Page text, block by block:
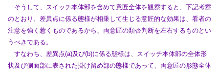
そうして、スイッチ本体部を含めて意匠全体を観察すると、下記考察
のとおり、差異点に係る態様が相乗して生じる意匠的な効果は、看者の
注意を強く惹くものであるから、両意匠の類否判断を左右するものとい
うべきである。
すなわち、差異点(a)及び(b)に係る態様は、スイッチ本体部の全体形
状及び側面部に表された掛け留め部の態様であって、両意匠の形態全体